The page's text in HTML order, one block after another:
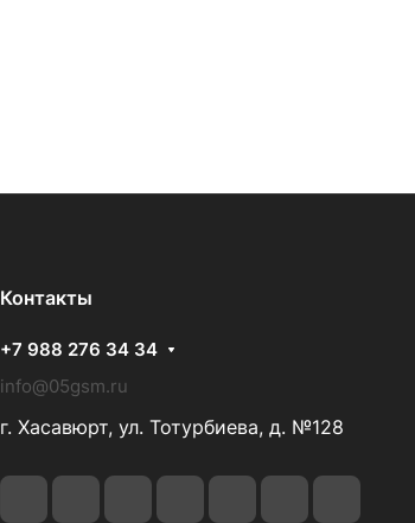
Контакты
+7 988 276 34 34
info@05gsm.ru
г. Хасавюрт, ул. Тотурбиева, д. №128